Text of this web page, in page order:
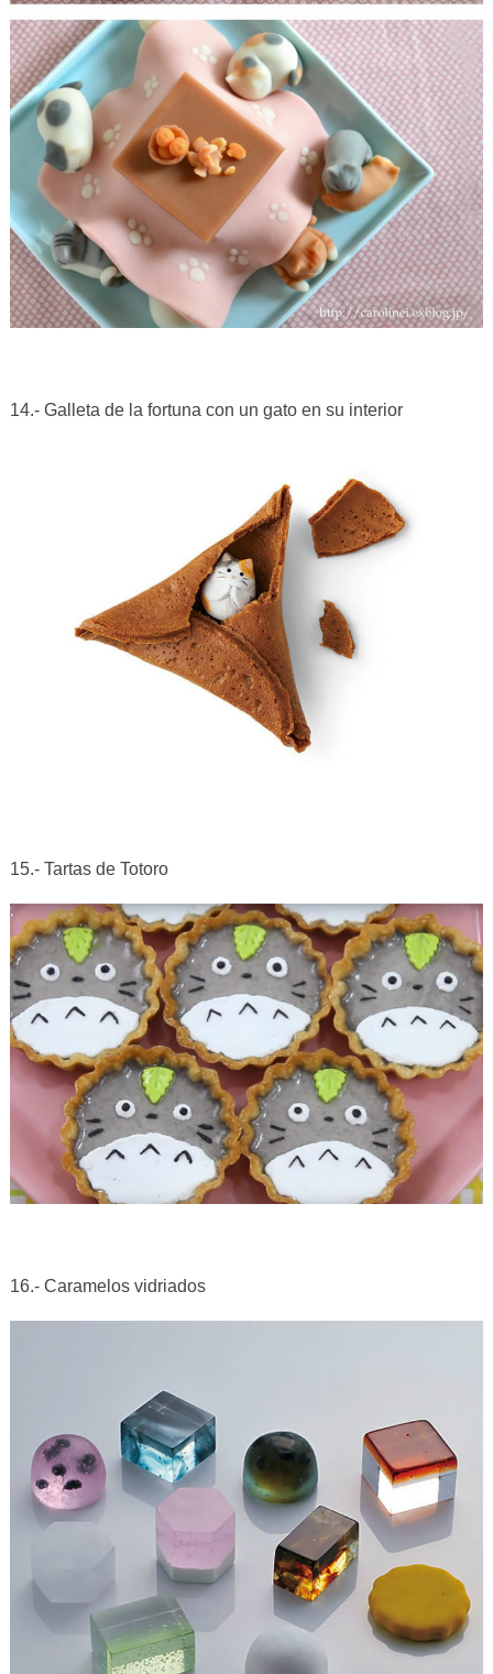
14.- Galleta de la fortuna con un gato en su interior
15.- Tartas de Totoro
16.- Caramelos vidriados